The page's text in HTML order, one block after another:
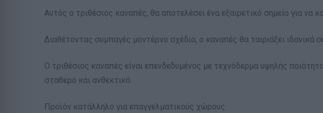
Αυτός ο τριθέσιος καναπές, θα αποτελέσει ένα εξαιρετικό σημείο για
Διαθέτοντας συμπαγές μοντέρνο σχέδιο, ο καναπές θα ταιριάξει ιδανικά
Ο τριθέσιος καναπές είναι επενδεδυμένος με τεχνόδερμα υψηλής
σταθερό και ανθεκτικό.
Προϊόν κατάλληλο για επαγγελματικούς χώρους.